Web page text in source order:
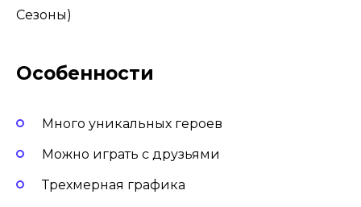
Особенности
Много уникальных героев
Можно играть с друзьями
Трехмерная графика